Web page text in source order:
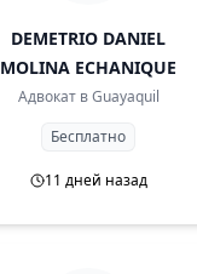
DEMETRIO DANIEL
MOLINA ECHANIQUE
Адвокат в Guayaquil
Бесплатно
11 дней назад